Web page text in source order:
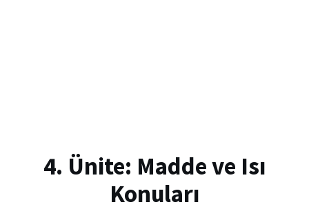
4. Ünite: Madde ve Isı
Konuları